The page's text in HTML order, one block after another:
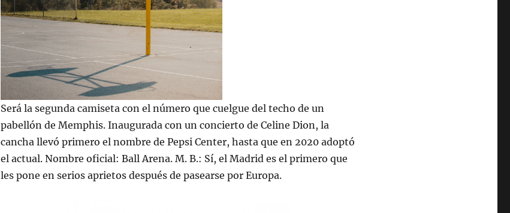
Será la segunda camiseta con el número que cuelgue del techo de un
pabellón de Memphis. Inaugurada con un concierto de Celine Dion, la
cancha llevó primero el nombre de Pepsi Center, hasta que en 2020 adoptó
el actual. Nombre oficial: Ball Arena. M. B.: Sí, el Madrid es el primero que
les pone en serios aprietos después de pasearse por Europa.